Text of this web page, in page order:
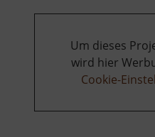
Um dieses
wird hier
Cookie-